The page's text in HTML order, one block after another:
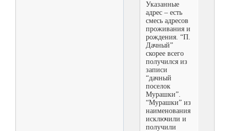
Указанные
адрес – есть
смесь адресов
проживания и
рождения. “П.
Дачный”
скорее всего
получился из
записи
“дачный
поселок
Мурашки”.
“Мурашки” из
наименования
исключили и
получили